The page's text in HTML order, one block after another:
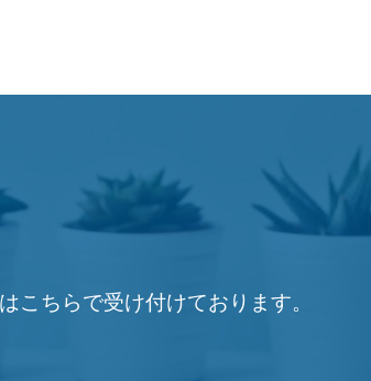
こちらで受け付けております。